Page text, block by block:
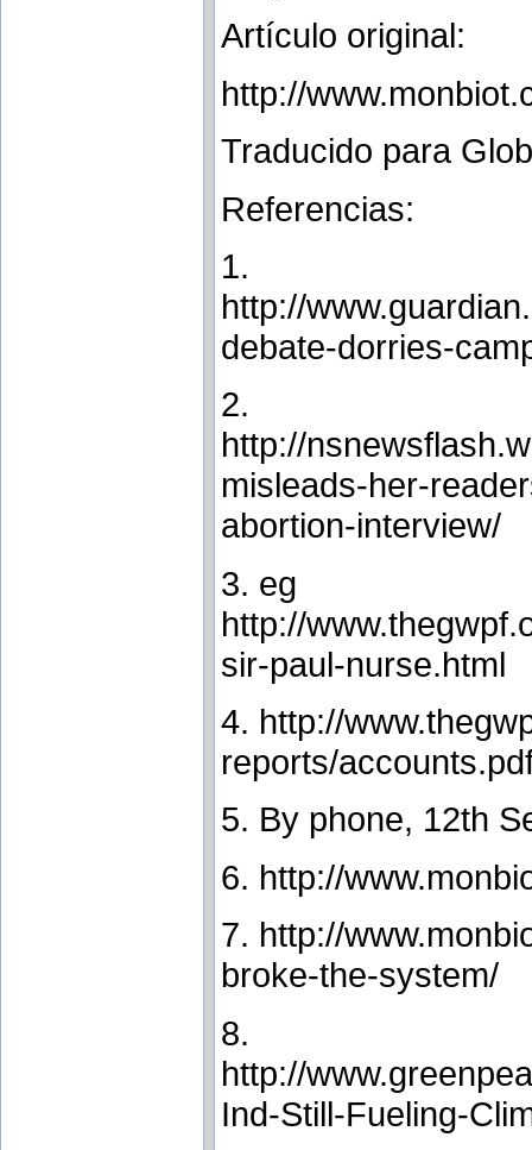
Artículo original:
http://
Traducido para
Referencias:
1.
http://
debate-dorries-
2.
http://
misleads-her-
abortion-interview/
3. eg
http://
sir-paul-nurse.html
4. http://
reports/
5. By phone, 12th
6. http://
7. http://
broke-the-system/
8.
http://
Ind-Still-Fueling-